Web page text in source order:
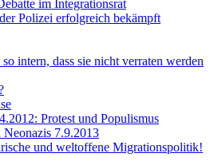
im Integrationsrat
Polizei erfolgreich bekämpft
intern, dass sie nicht verraten werden
Protest und Populismus
Neonazis 7.9.2013
und weltoffene Migrationspolitik!